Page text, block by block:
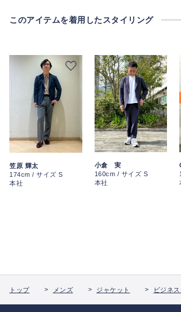
このアイテムを着用したスタイリング
笠原 輝太
174cm / サイズ S
本社
小倉 実
160cm / サイズ S
本社
トップ メンズ ジャケット ビジネ